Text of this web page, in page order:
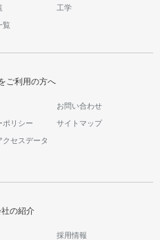
工学
覧
ご利用の方へ
お問い合わせ
ポリシー サイトマップ
クセスデータ
の紹介
採用情報